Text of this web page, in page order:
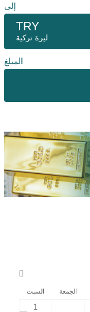
إلى
TRY
ليرة تركية
المبلغ
الجمعة السبت
1